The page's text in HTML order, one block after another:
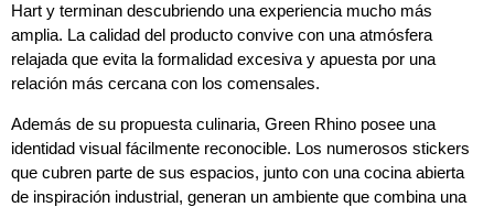
Hart y terminan descubriendo una experiencia mucho más
amplia. La calidad del producto convive con una atmósfera
relajada que evita la formalidad excesiva y apuesta por una
relación más cercana con los comensales.
Además de su propuesta culinaria, Green Rhino posee una
identidad visual fácilmente reconocible. Los numerosos stickers
que cubren parte de sus espacios, junto con una cocina abierta
de inspiración industrial, generan un ambiente que combina una